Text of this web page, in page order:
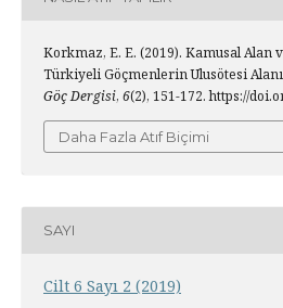
Korkmaz, E. E. (2019). Kamusal Alan
Türkiyeli Göçmenlerin Ulusötesi
Göç Dergisi, 6(2), 151-172. https://
Daha Fazla Atıf Biçimi
SAYI
Cilt 6 Sayı 2 (2019)